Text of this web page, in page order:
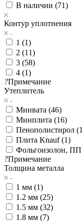
В наличии (71)
Контур уплотнения
1 (1)
2 (11)
3 (58)
4 (1)
?Примечание
Утеплитель
Минвата (46)
Минплита (16)
Пенополистирол (1
Плита Knauf (1)
Фольгоизолон,
?Примечание
Толщина металла
1 мм (1)
1.2 мм (25)
1.5 мм (32)
1.8 мм (7)